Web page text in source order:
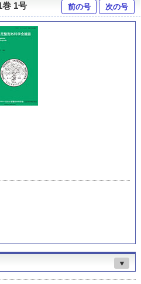
巻 1号 前の号 次の号
▼